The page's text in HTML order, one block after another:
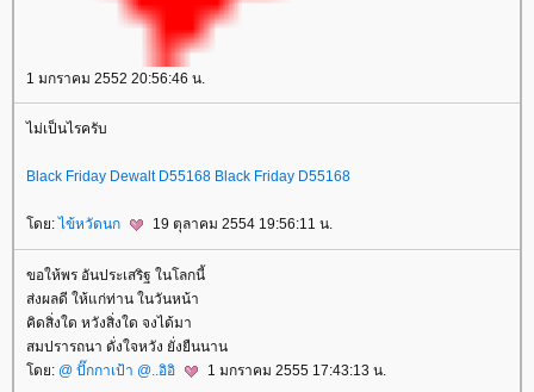
1 มกราคม 2552 20:56:46 น.
ไม่เป็นไรครับ
Black Friday Dewalt D55168 Black Friday D55168
โดย:ไข้หวัดนก 19 ตุลาคม 2554 19:56:11 น.
ขอให้พร อันประเสริฐ ในโลกนี้
ส่งผลดี ให้แก่ท่าน ในวันหน้า
คิดสิ่งใด หวังสิ่งใด จงได้มา
สมปรารถนา ดั่งใจหวัง ยั่งยืนนาน
โดย: @ ปั๊กกาเป้า @..อิอิ 1 มกราคม 2555 17:43:13 น.